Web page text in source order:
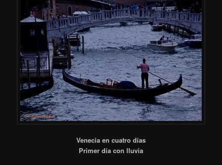
Venecia en cuatro días
Primer día con lluvia